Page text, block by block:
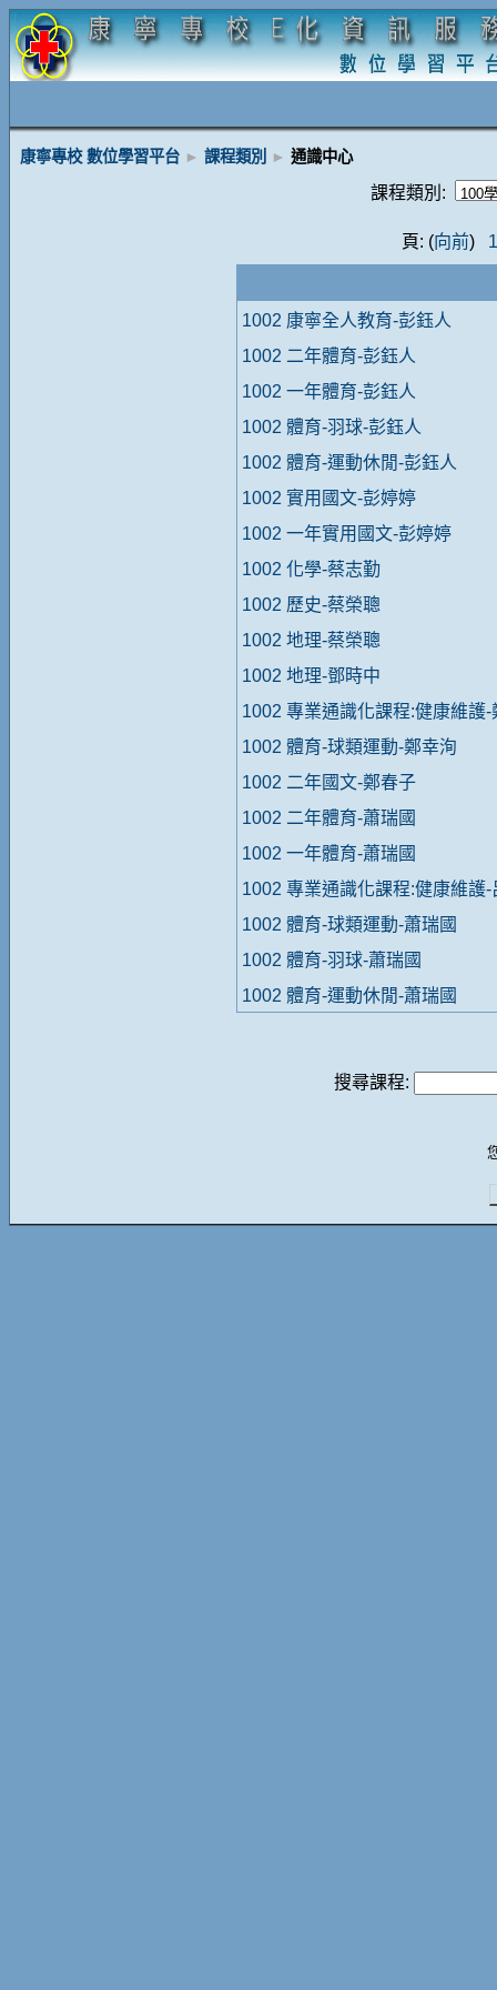
康寧專校 數位學習平台 ► 課程類別 ► 通識中心
課程類別:
頁: (向前) 1
1002 康寧全人教育-彭鈺人
1002 二年體育-彭鈺人
1002 一年體育-彭鈺人
1002 體育-羽球-彭鈺人
1002 體育-運動休閒-彭鈺人
1002 實用國文-彭婷婷
1002 一年實用國文-彭婷婷
1002 化學-蔡志勤
1002 歷史-蔡榮聰
1002 地理-蔡榮聰
1002 地理-鄧時中
1002 專業通識化課程:健康維護-
1002 體育-球類運動-鄭幸洵
1002 二年國文-鄭春子
1002 二年體育-蕭瑞國
1002 一年體育-蕭瑞國
1002 專業通識化課程:健康維護
1002 體育-球類運動-蕭瑞國
1002 體育-羽球-蕭瑞國
1002 體育-運動休閒-蕭瑞國
搜尋課程: